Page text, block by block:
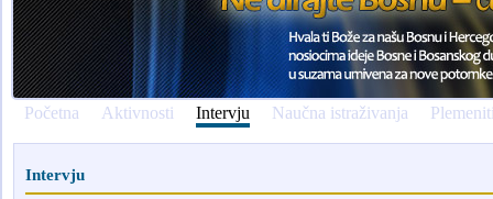
Početna Aktivnosti Intervju Naučna istraživanja
Intervju